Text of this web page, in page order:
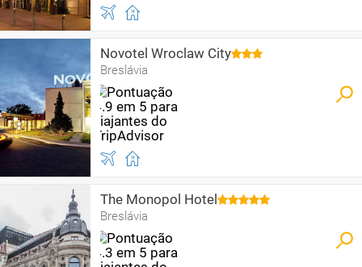
Novotel Wroclaw City
Breslávia
The Monopol Hotel
Breslávia